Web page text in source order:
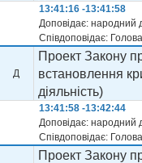
13:41:16 -13:41:58
Доповідає:
Співдоповідає:
Д
Проект Закону
встановлення
діяльність)
13:41:58 -13:42:44
Доповідає:
Співдоповідає:
Проект Закону